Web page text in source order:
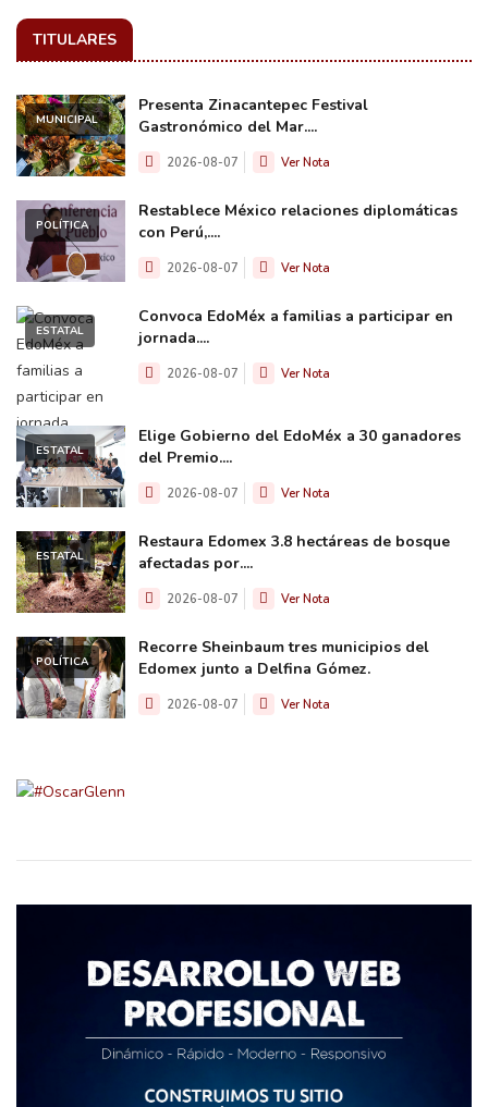
TITULARES
MUNICIPAL
Presenta Zinacantepec Festival
Gastronómico del Mar....
2026-08-07 Ver Nota
POLÍTICA
Restablece México relaciones diplomáticas
con Perú,....
2026-08-07 Ver Nota
ESTATAL
Convoca EdoMéx a familias a participar en
jornada....
2026-08-07 Ver Nota
ESTATAL
Elige Gobierno del EdoMéx a 30 ganadores
del Premio....
2026-08-07 Ver Nota
ESTATAL
Restaura Edomex 3.8 hectáreas de bosque
afectadas por....
2026-08-07 Ver Nota
POLÍTICA
Recorre Sheinbaum tres municipios del
Edomex junto a Delfina Gómez.
2026-08-07 Ver Nota